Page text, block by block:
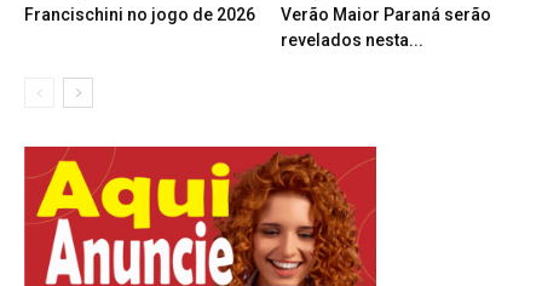
Francischini no jogo de 2026
Verão Maior Paraná serão
revelados nesta...